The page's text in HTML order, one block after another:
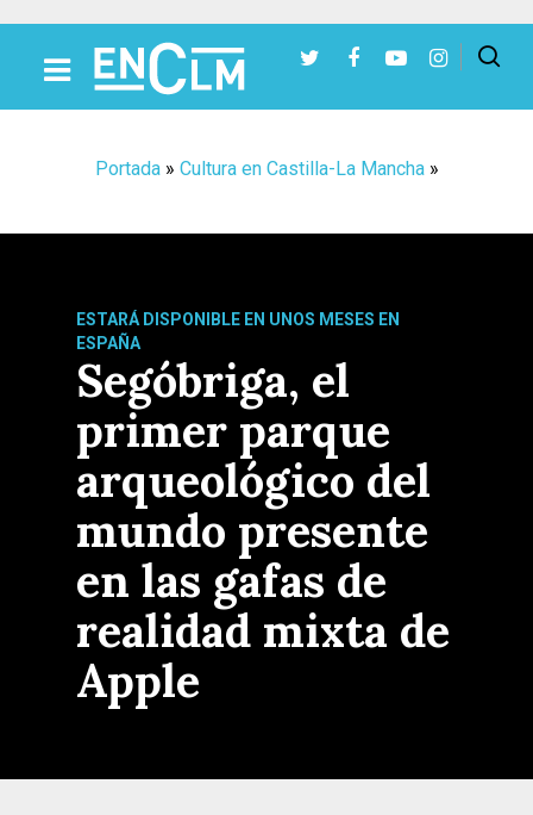
Portada» Cultura en Castilla-La Mancha»
ESTARÁ DISPONIBLE EN UNOS MESES EN
ESPAÑA
Segóbriga, el
primer parque
arqueológico del
mundo presente
en las gafas de
realidad mixta de
Apple